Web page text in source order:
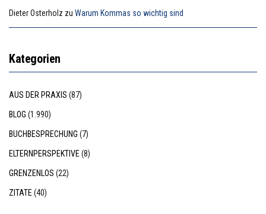
Dieter Osterholz zu Warum Kommas so wichtig sind
Kategorien
AUS DER PRAXIS (87)
BLOG (1.990)
BUCHBESPRECHUNG (7)
ELTERNPERSPEKTIVE (8)
GRENZENLOS (22)
ZITATE (40)